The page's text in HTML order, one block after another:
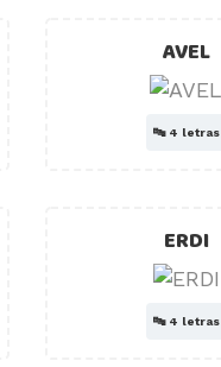
AVEL
🔤 4 letras
ERDI
🔤 4 letras